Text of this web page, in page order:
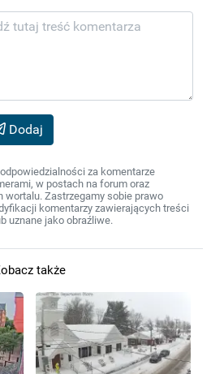
Dodaj
za komentarze
w postach na forum oraz
Zastrzegamy sobie prawo
komentarzy zawierających treści
uznane jako obraźliwe.
także